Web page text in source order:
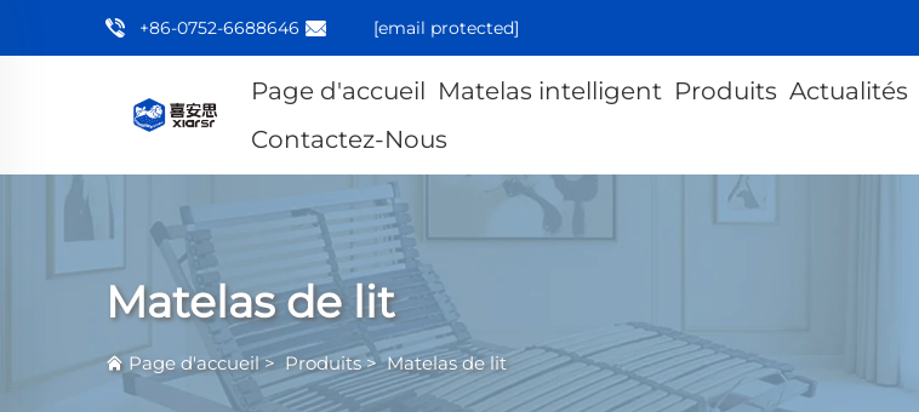
+86-0752-6688646 [email protected]
Page d'accueil Matelas intelligent Produits Actualités
Contactez-Nous
Matelas de lit
Page d'accueil> Produits>Matelas de lit